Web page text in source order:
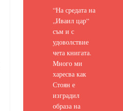
“На средата на
„Иваил цар“
съм и с
удоволствие
чета книгата.
Много ми
харесва как
Стоян е
изградил
образа на